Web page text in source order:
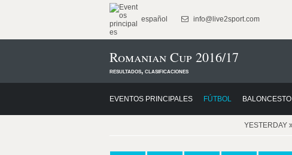
español info@live2sport.com
Romanian Cup 2016/17
resultados, clasificaciones
EVENTOS PRINCIPALES FÚTBOL BALONCESTO
YESTERDAY